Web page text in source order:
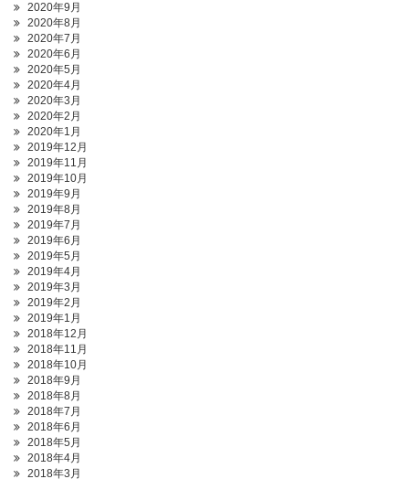
2020年9月
2020年8月
2020年7月
2020年6月
2020年5月
2020年4月
2020年3月
2020年2月
2020年1月
2019年12月
2019年11月
2019年10月
2019年9月
2019年8月
2019年7月
2019年6月
2019年5月
2019年4月
2019年3月
2019年2月
2019年1月
2018年12月
2018年11月
2018年10月
2018年9月
2018年8月
2018年7月
2018年6月
2018年5月
2018年4月
2018年3月